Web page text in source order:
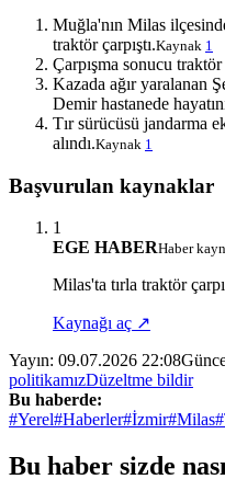
Muğla'nın Milas
traktör çarpıştı.Kaynak 1
Çarpışma sonucu
Kazada ağır yaralanan
Demir hastanede
Tır sürücüsü jandarma
alındı.Kaynak 1
Başvurulan kaynaklar
1
EGE HABERHaber
Milas'ta tırla traktör
Kaynağı aç ↗
Yayın: 09.07.2026 22:08
politikamızDüzeltme bildir
Bu haberde:
#Yerel#Haberler#İzmir#Milas
Bu haber sizde